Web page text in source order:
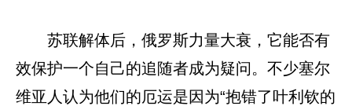
苏联解体后，俄罗斯力量大衰，它能否有
效保护一个自己的追随者成为疑问。不少塞尔
维亚人认为他们的厄运是因为“抱错了叶利钦的